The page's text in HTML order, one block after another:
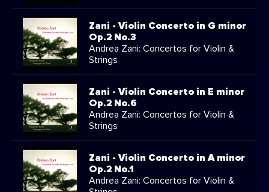
Zani - Violin Concerto in G minor
Op.2 No.3
Andrea Zani: Concertos for Violin &
Strings
Zani - Violin Concerto in E minor
Op.2 No.6
Andrea Zani: Concertos for Violin &
Strings
Zani - Violin Concerto in A minor
Op.2 No.1
Andrea Zani: Concertos for Violin &